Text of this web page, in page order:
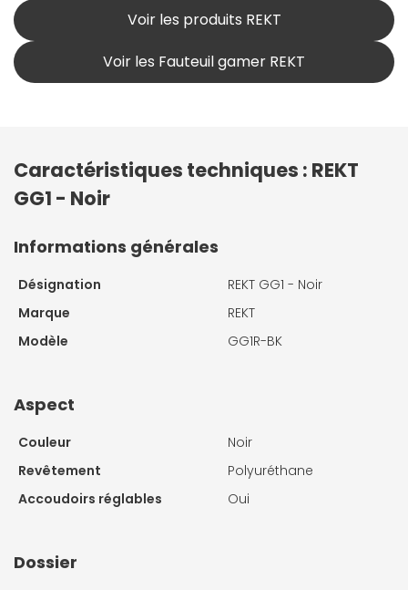
Voir les produits REKT
Voir les Fauteuil gamer REKT
Caractéristiques techniques : REKT
GG1 - Noir
Informations générales
Désignation
REKT GG1 - Noir
Marque
REKT
Modèle
GG1R-BK
Aspect
Couleur
Noir
Revêtement
Polyuréthane
Accoudoirs réglables
Oui
Dossier